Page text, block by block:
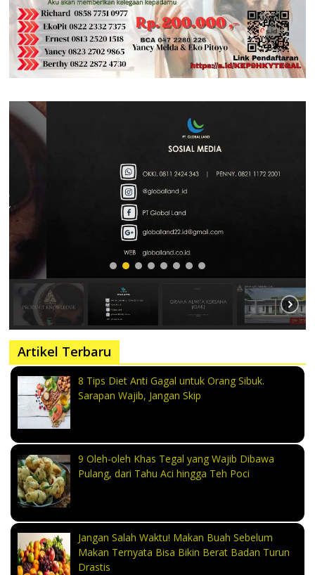
Artikel Terbaru
8 Tips Diet Anti Gagal untuk Orang Sibuk.
Sarapan Wajib, Jangan Skip
9 Oleh-oleh Khas Tegal yang Wajib Dibawa
Pulang, dari Tahu Aci hingga Teh Poci
Jangan Salah Waktu! Makan Buah Sebelum
Makan Ternyata Bisa Bikin Berat Badan Turun
Drastis